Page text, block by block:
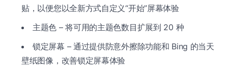
贴，以便您以全新方式自定义“开始”屏幕体验
主题色 – 将可用的主题色数目扩展到 20 种
锁定屏幕 – 通过提供防意外擦除功能和 Bing 的当天
壁纸图像，改善锁定屏幕体验